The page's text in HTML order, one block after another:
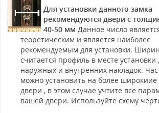
Для установки данного замка
рекомендуются двери с
40-50 мм Данное число
теоретическим и является наиболее
рекомендуемым для установки.
считается профиль в месте установки
наружных и внутренних накладок.
можно установить на более широкиие
двери , в этом случае учтите все
вашей двери. Используйте схему